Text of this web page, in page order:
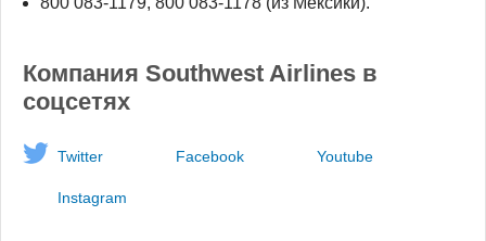
Компания Southwest Airlines в
соцсетях
Twitter Facebook Youtube
Instagram